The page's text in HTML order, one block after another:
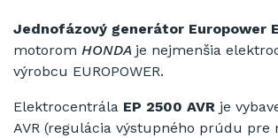
Jednofázový generátor Europower
motorom HONDA je nejmenšia
výrobcu EUROPOWER.
Elektrocentrála EP 2500 AVR je
AVR (regulácia výstupného prúdu pre